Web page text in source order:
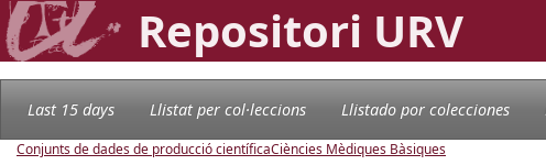
Repositori URV
Last 15 days Llistat per col·leccions Llistado por colecciones
Conjunts de dades de producció científicaCiències Mèdiques Bàsiques